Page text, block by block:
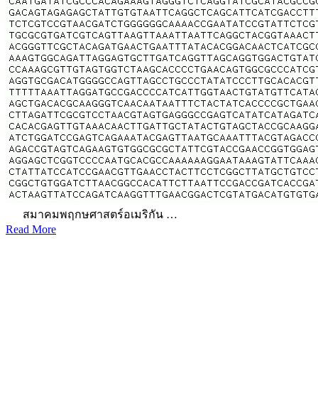
สมาคมพฤกษศาสตร์อเมริกัน …
Read More